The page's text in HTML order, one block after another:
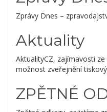
Zprávy Dnes –
Aktuality
AktualityCZ, zajímavosti
možnost zveřejnění
ZPĚTNÉ